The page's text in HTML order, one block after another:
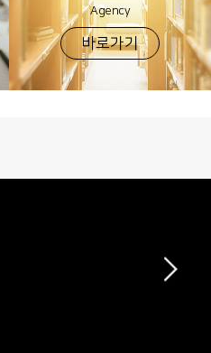
Agency
바로가기